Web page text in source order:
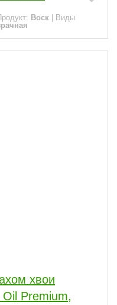
Воск
Виды
хвои
Premium,